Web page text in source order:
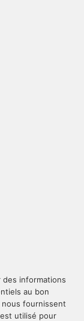
informations
au bon
fournissent
utilisé pour